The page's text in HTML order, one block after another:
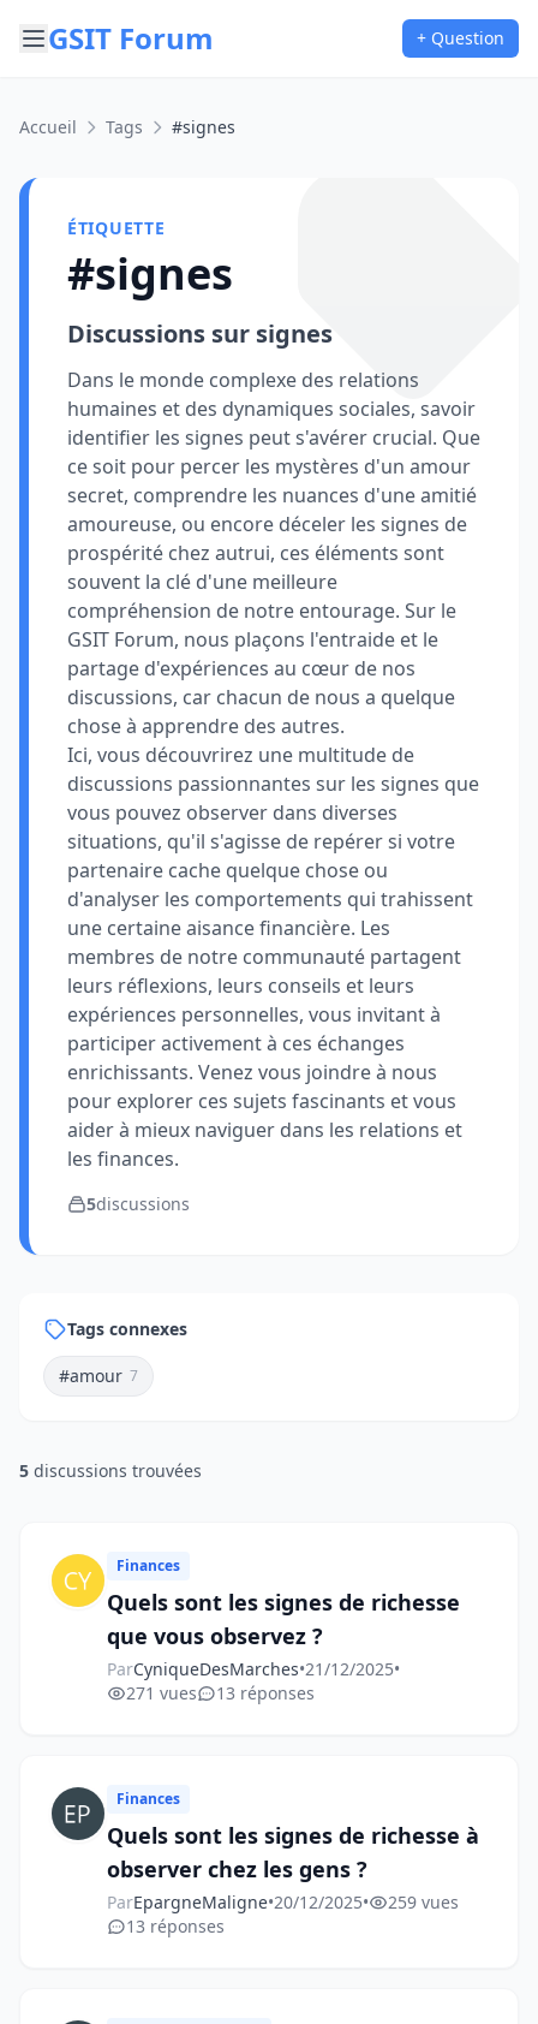
GSIT Forum + Question
Accueil Tags #signes
ÉTIQUETTE
#signes
Discussions sur signes
Dans le monde complexe des relations
humaines et des dynamiques sociales, savoir
identifier les signes peut s'avérer crucial. Que
ce soit pour percer les mystères d'un amour
secret, comprendre les nuances d'une amitié
amoureuse, ou encore déceler les signes de
prospérité chez autrui, ces éléments sont
souvent la clé d'une meilleure
compréhension de notre entourage. Sur le
GSIT Forum, nous plaçons l'entraide et le
partage d'expériences au cœur de nos
discussions, car chacun de nous a quelque
chose à apprendre des autres.
Ici, vous découvrirez une multitude de
discussions passionnantes sur les signes que
vous pouvez observer dans diverses
situations, qu'il s'agisse de repérer si votre
partenaire cache quelque chose ou
d'analyser les comportements qui trahissent
une certaine aisance financière. Les
membres de notre communauté partagent
leurs réflexions, leurs conseils et leurs
expériences personnelles, vous invitant à
participer activement à ces échanges
enrichissants. Venez vous joindre à nous
pour explorer ces sujets fascinants et vous
aider à mieux naviguer dans les relations et
les finances.
5discussions
Tags connexes
#amour 7
5 discussions trouvées
Finances
Quels sont les signes de richesse
que vous observez ?
ParCyniqueDesMarches•21/12/2025•
271 vues
13 réponses
Finances
Quels sont les signes de richesse à
observer chez les gens ?
ParEpargneMaligne•20/12/2025•
259 vues
13 réponses